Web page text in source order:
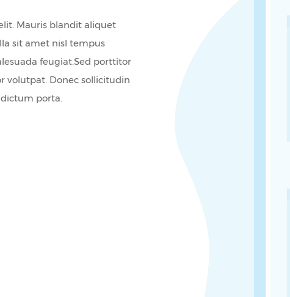
Mauris blandit aliquet
sit amet nisl tempus
feugiat.Sed porttitor
volutpat. Donec sollicitudin
porta.